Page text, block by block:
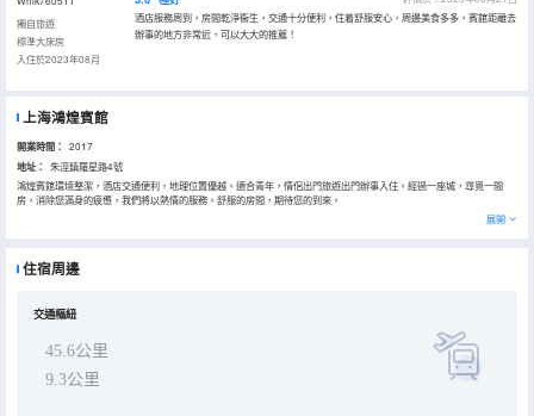
獨自旅遊
標準大床房
入住於2023年08月
酒店服務周到，房間乾淨衞生，交通十分便利，住着舒服安心，周邊美食多多，賓館距離去
辦事的地方非常近，可以大大的推薦！
上海鴻煌賓館
開業時間： 2017
地址：
朱涇鎮羅星路4號
鴻煌賓館環境整潔，酒店交通便利，地理位置優越。適合青年，情侶出門旅遊出門辦事入住。經過一座城，尋覓一間
房，消除您滿身的疲憊，我們將以熱情的服務。舒服的房間，期待您的到來。
展開
住宿周邊
交通樞紐
45.6公里
9.3公里